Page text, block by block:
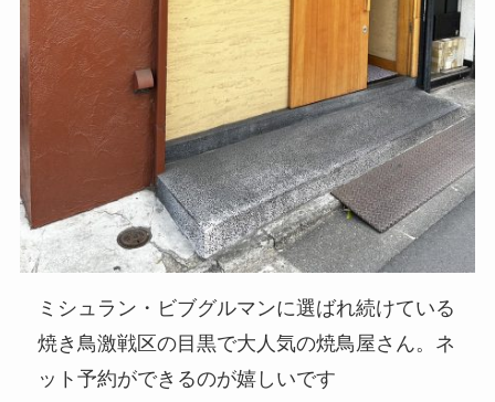
ミシュラン・ビブグルマンに選ばれ続けている
焼き鳥激戦区の目黒で大人気の焼鳥屋さん。ネ
ット予約ができるのが嬉しいです